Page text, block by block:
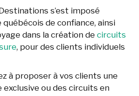
s’est imposé
de confiance, ainsi
dans la création de circuits
, pour des clients individuels
à proposer à vos clients une
ou des circuits en